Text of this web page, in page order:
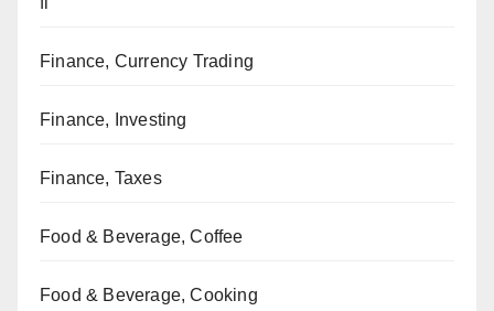
Finance, Currency Trading
Finance, Investing
Finance, Taxes
Food & Beverage, Coffee
Food & Beverage, Cooking